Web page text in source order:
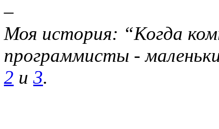
–
Моя история: “Когда
программисты -
2 и 3.